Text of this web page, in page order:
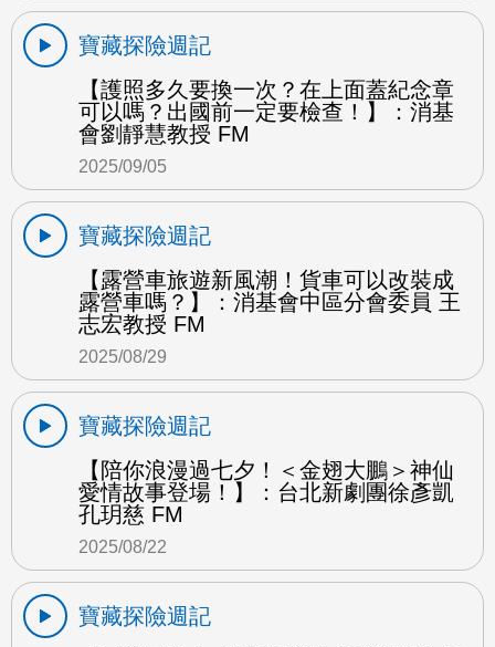
寶藏探險週記
【護照多久要換一次？在上面蓋紀念章
可以嗎？出國前一定要檢查！】：消基
會劉靜慧教授 FM
2025/09/05
寶藏探險週記
【露營車旅遊新風潮！貨車可以改裝成
露營車嗎？】：消基會中區分會委員 王
志宏教授 FM
2025/08/29
寶藏探險週記
【陪你浪漫過七夕！＜金翅大鵬＞神仙
愛情故事登場！】：台北新劇團徐彥凱
孔玥慈 FM
2025/08/22
寶藏探險週記